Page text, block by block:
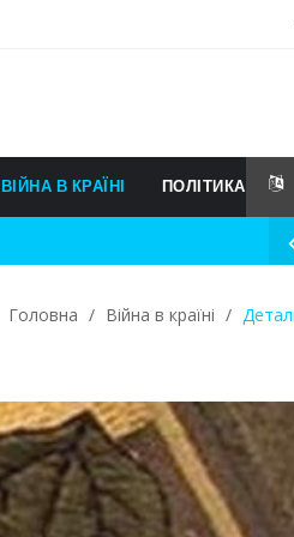
ВІЙНА В КРАЇНІ ПОЛІТИКА
Головна / Війна в країні /